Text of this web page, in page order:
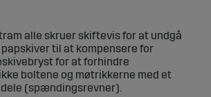
alle skruer skiftevis for at undgå
til at kompensere for
for at forhindre
boltene og møtrikkerne med et
(spændingsrevner).